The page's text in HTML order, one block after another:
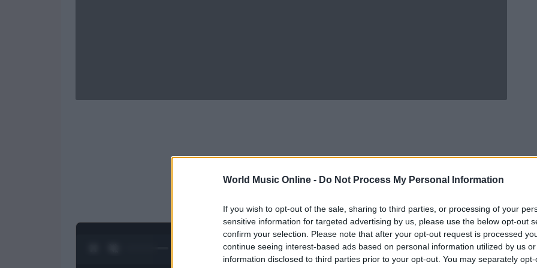
World Music Online - Do Not Process My Personal Information
If you wish to opt-out of the sale, sharing to third parties, or processing of your
sensitive information for targeted advertising by us, please use the below opt-out
confirm your selection. Please note that after your opt-out request is processed
continue seeing interest-based ads based on personal information utilized by us
information disclosed to third parties prior to your opt-out. You may separately
1/4 POWERED BYAdhubMedia